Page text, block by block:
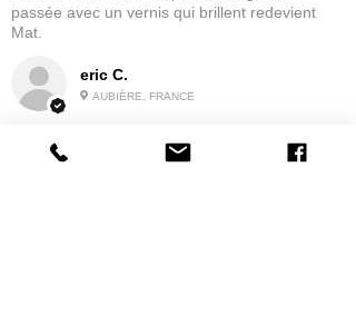
eric C.
AUBIÈRE, FRANCE
passée avec un vernis qui brillent redevient
Mat.